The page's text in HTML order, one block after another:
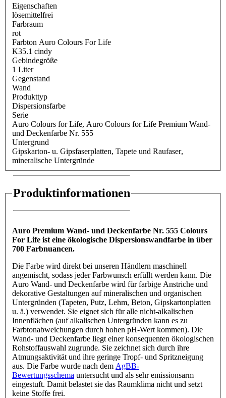
Eigenschaften
lösemittelfrei
Farbraum
rot
Farbton Auro Colours For Life
K35.1 cindy
Gebindegröße
1 Liter
Gegenstand
Wand
Produkttyp
Dispersionsfarbe
Serie
Auro Colours for Life, Auro Colours for Life Premium Wand-
und Deckenfarbe Nr. 555
Untergrund
Gipskarton- u. Gipsfaserplatten, Tapete und Raufaser,
mineralische Untergründe
Produktinformationen
Auro Premium Wand- und Deckenfarbe Nr. 555 Colours
For Life ist eine ökologische Dispersionswandfarbe in über
700 Farbnuancen.
Die Farbe wird direkt bei unseren Händlern maschinell
angemischt, sodass jeder Farbwunsch erfüllt werden kann. Die
Auro Wand- und Deckenfarbe wird für farbige Anstriche und
dekorative Gestaltungen auf mineralischen und organischen
Untergründen (Tapeten, Putz, Lehm, Beton, Gipskartonplatten
u. ä.) verwendet. Sie eignet sich für alle nicht-alkalischen
Innenflächen (auf alkalischen Untergründen kann es zu
Farbtonabweichungen durch hohen pH-Wert kommen). Die
Wand- und Deckenfarbe liegt einer konsequenten ökologischen
Rohstoffauswahl zugrunde. Sie zeichnet sich durch ihre
Atmungsaktivität und ihre geringe Tropf- und Spritzneigung
aus. Die Farbe wurde nach dem AgBB-
Bewertungsschema untersucht und als sehr emissionsarm
eingestuft. Damit belastet sie das Raumklima nicht und setzt
keine Stoffe frei.